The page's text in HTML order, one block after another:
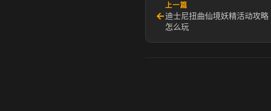
←
上一篇
迪士尼扭曲仙境妖精活动攻略
怎么玩